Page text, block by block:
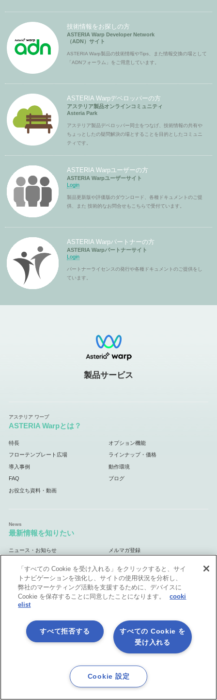
技術情報をお探しの方
ASTERIA Warp Developer Network
（ADN）サイト
ASTERIA Warp製品の技術情報やTips、また情報交換の場として
「ADNフォーラム」をご用意しています。
ASTERIA Warpデベロッパーの方
アステリア製品オンラインコミュニティ
Asteria Park
アステリア製品デベロッパー同士をつなげ、技術情報の共有や
ちょっとしたの疑問解決の場とすることを目的としたコミュニ
ティです。
ASTERIA Warpユーザーの方
ASTERIA Warpユーザーサイト
Login
製品更新版や評価版のダウンロード、各種ドキュメントのご提
供、また 技術的なお問合せもこちらで受付ています。
ASTERIA Warpパートナーの方
ASTERIA Warpパートナーサイト
Login
パートナーライセンスの発行や各種ドキュメントのご提供をし
ています。
製品サービス
ASTERIA Warpとは？
特長 オプション機能
フローテンプレート広場 ラインナップ・価格
導入事例 動作環境
FAQ ブログ
お役立ち資料・動画
最新情報を知りたい
ニュース・お知らせ メルマガ登録
活用シーン
API連携
マスターデータ管理（MDM） データ統合基盤（ETL）
業務自動化 （RPA） クラウド連携基盤
ノーコード開発＆内製化 Excel業務を自動処理
「すべての Cookie を受け入れる」をクリックすると、サイ
トナビゲーションを強化し、サイトの使用状況を分析し、
弊社のマーケティング活動を支援するために、デバイスに
Cookie を保存することに同意したことになります。
cooki
elist
すべての Cookie を
受け入れる
すべて拒否する
Cookie 設定